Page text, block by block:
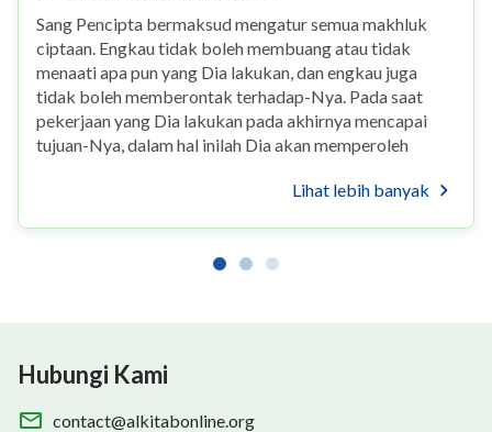
Sang Pencipta bermaksud mengatur semua makhluk
ciptaan. Engkau tidak boleh membuang atau tidak
menaati apa pun yang Dia lakukan, dan engkau juga
tidak boleh memberontak terhadap-Nya. Pada saat
pekerjaan yang Dia lakukan pada akhirnya mencapai
tujuan-Nya, dalam hal inilah Dia akan memperoleh
Lihat lebih banyak
Hubungi Kami
contact@alkitabonline.org